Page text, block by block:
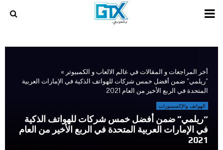
PRIMARY
أخر المراجعات و المقالات في عالم الالعاب و الكمبيوتر »
“ريلمي” ضمن أفضل خمس شركات للهواتف الذكية في الإمارات العربية
المتحدة في الربع الأخير من العام 2021
الهواتف والإكسسورات
“ريلمي” ضمن أفضل خمس شركات للهواتف الذكية
في الإمارات العربية المتحدة في الربع الأخير من العام
2021